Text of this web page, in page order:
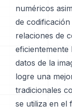
numéricos
de
relaciones de
eficientemente
datos de la
logre una
tradicionales
se utiliza en el